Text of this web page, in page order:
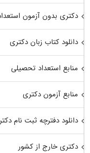
دکتری بدون آزمون
دانلود کتاب زبان دکتری
منابع استعداد تحصیلی
منابع آزمون دکتری
دانلود دفترچه ثبت نام
دکتری خارج از کشور